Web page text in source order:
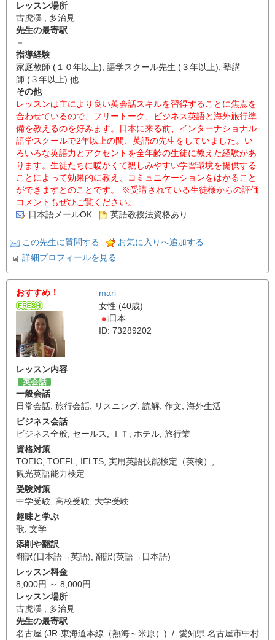
レッスン場所
古虎渓 , 多治見
先生の最寄駅
－
指導経験
家庭教師 (１０年以上), 語学スクール先生 (３年以上), 塾講
師 (３年以上) 他
その他
レッスンは主により良い英会話スキルを習得することに焦点を
合わせているので、フリートーク、ビジネス英語と海外旅行準
備を教えるのを好みます。日本に来る前、インターナショナル
語学スクールで2年以上の間、英語の先生をしていました。い
ろいろな英語力とアクセントを全年齢の生徒に教えた経験があ
ります。生徒たちに暖かくて親しみやすい学習環境を提供する
ことによって効果的に教え、コミュニケーションをはかること
ができますとのことです。 ※受講されている生徒様からの評価
コメントもぜひご覧ください。
日本語メールOK
英語教授法資格あり
この先生に質問する
お気に入りへ追加する
詳細プロフィールを見る
おすすめ！
mari
女性 (40歳)
日本
ID: 73289202
レッスン内容
英会話
一般会話
日常会話, 旅行会話, リスニング, 読解, 作文, 海外生活
ビジネス会話
ビジネス全般, セールス, ＩＴ , ホテル, 旅行業
資格対策
TOEIC, TOEFL, IELTS, 実用英語技能検定（英検） ,
観光英語能力検定
受験対策
中学受験, 高校受験, 大学受験
趣味と学ぶ
歌, 文学
添削や翻訳
翻訳(日本語→英語), 翻訳(英語→日本語)
レッスン料金
8,000円 ～ 8,000円
レッスン場所
古虎渓 , 多治見
先生の最寄駅
名古屋 (JR-東海道本線（熱海～米原）) / 愛知県 名古屋市中村